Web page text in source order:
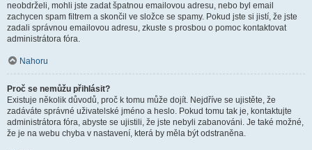
neobdrželi, mohli jste zadat špatnou emailovou adresu, nebo byl email
zachycen spam filtrem a skončil ve složce se spamy. Pokud jste si jistí, že jste
zadali správnou emailovou adresu, zkuste s prosbou o pomoc kontaktovat
administrátora fóra.
Nahoru
Proč se nemůžu přihlásit?
Existuje několik důvodů, proč k tomu může dojít. Nejdříve se ujistěte, že
zadáváte správné uživatelské jméno a heslo. Pokud tomu tak je, kontaktujte
administrátora fóra, abyste se ujistili, že jste nebyli zabanováni. Je také možné,
že je na webu chyba v nastavení, která by měla být odstraněna.